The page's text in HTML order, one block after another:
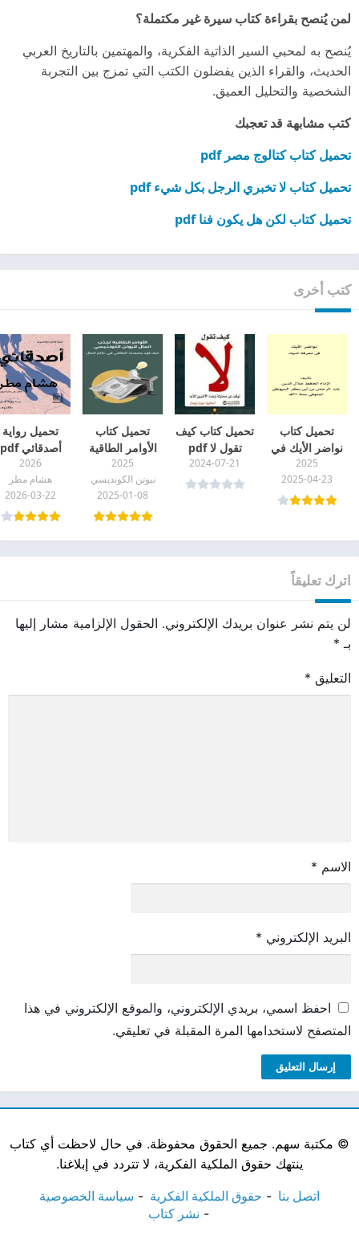
لمن يُنصح بقراءة كتاب سيرة غير مكتملة؟
يُنصح به لمحبي السير الذاتية الفكرية، والمهتمين بالتاريخ العربي
الحديث، والقراء الذين يفضلون الكتب التي تمزج بين التجربة
الشخصية والتحليل العميق.
كتب مشابهة قد تعجبك
تحميل كتاب كتالوج مصر pdf
تحميل كتاب لا تخبري الرجل بكل شيء pdf
تحميل كتاب لكن هل يكون فنا pdf
كتب أخرى
تحميل كتاب
نواضر الأيك في
معرفة النيك pdf
2025
2025-04-23
تحميل كتاب كيف
تقول لا pdf
بجودة عالية
2024-07-21
تحميل كتاب
الأوامر الطاقية
لجذب المال
والثراء لنيوتن
الكونديسي PDF
2025
نيوتن الكونديسي
2025-01-08
تحميل رواية
أصدقائي pdf
2026
هشام مطر
2026-03-22
اترك تعليقاً
لن يتم نشر عنوان بريدك الإلكتروني. الحقول الإلزامية مشار إليها
بـ *
التعليق *
الاسم *
البريد الإلكتروني *
احفظ اسمي، بريدي الإلكتروني، والموقع الإلكتروني في هذا
المتصفح لاستخدامها المرة المقبلة في تعليقي.
© مكتبة سهم. جميع الحقوق محفوظة. في حال لاحظت أي كتاب
ينتهك حقوق الملكية الفكرية، لا تتردد في إبلاغنا.
اتصل بنا حقوق الملكية الفكرية
سياسة الخصوصية
نشر كتاب